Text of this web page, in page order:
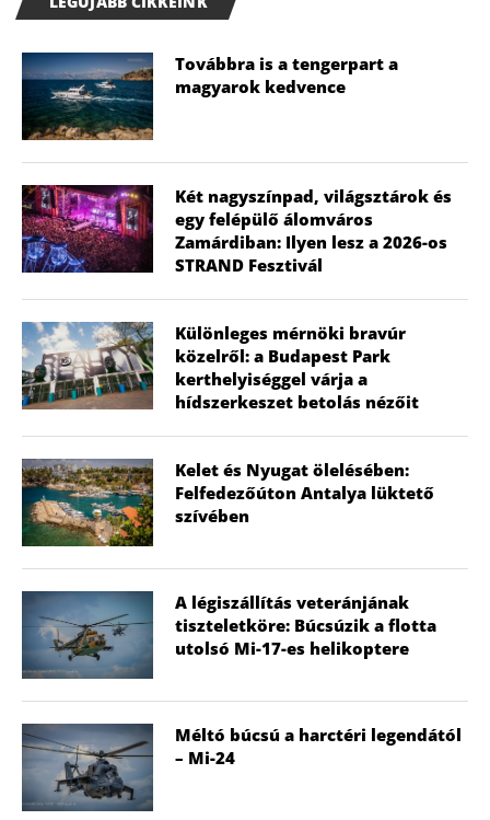
Továbbra is a tengerpart a
magyarok kedvence
Két nagyszínpad, világsztárok és
egy felépülő álomváros
Zamárdiban: Ilyen lesz a 2026-os
STRAND Fesztivál
Különleges mérnöki bravúr
közelről: a Budapest Park
kerthelyiséggel várja a
hídszerkeszet betolás nézőit
Kelet és Nyugat ölelésében:
Felfedezőúton Antalya lüktető
szívében
A légiszállítás veteránjának
tiszteletköre: Búcsúzik a flotta
utolsó Mi-17-es helikoptere
Méltó búcsú a harctéri legendától
– Mi-24